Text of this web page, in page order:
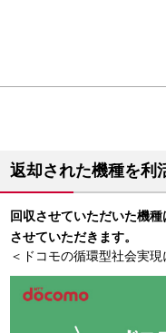
返却された機種を利
回収させていただいた機
させていただきます。
＜ドコモの循環型社会実